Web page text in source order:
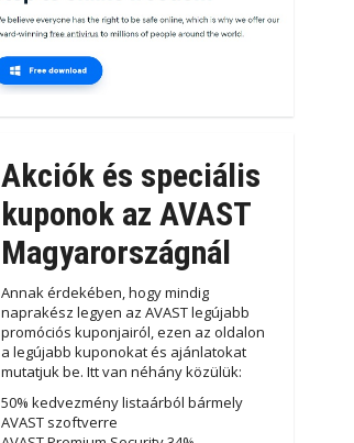
Akciók és speciális
kuponok az AVAST
Magyarországnál
Annak érdekében, hogy mindig
naprakész legyen az AVAST legújabb
promóciós kuponjairól, ezen az oldalon
a legújabb kuponokat és ajánlatokat
mutatjuk be. Itt van néhány közülük:
50% kedvezmény listaárból bármely
AVAST szoftverre